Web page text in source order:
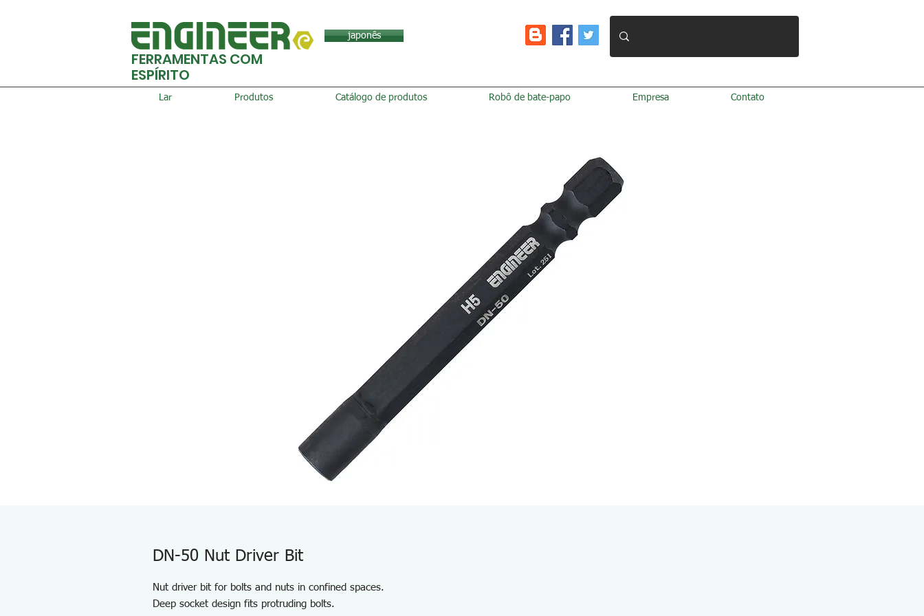
japonês
FERRAMENTAS COM
ESPÍRITO
Lar Produtos Catálogo de produtos Robô de bate-papo Empresa Contato
DN-50 Nut Driver Bit
Nut driver bit for bolts and nuts in confined spaces.
Deep socket design fits protruding bolts.